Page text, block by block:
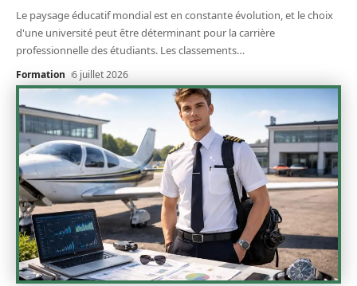
Le paysage éducatif mondial est en constante évolution, et le choix
d'une université peut être déterminant pour la carrière
professionnelle des étudiants. Les classements…
Formation 6 juillet 2026